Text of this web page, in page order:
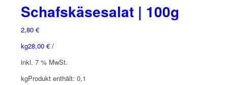
Schafskäsesalat | 100g
2,80 €
28,00 €/
kg
inkl. 7 % MwSt.
Produkt enthält: 0,1
kg